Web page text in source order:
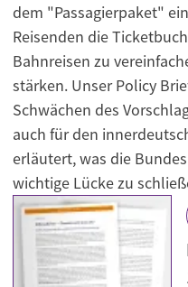
dem "Passagierpaket"
Reisenden die
Bahnreisen zu
stärken. Unser Policy
Schwächen des
auch für den
erläutert, was die
wichtige Lücke zu